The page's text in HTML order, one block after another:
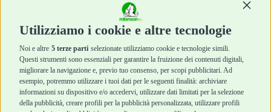
Utilizziamo i cookie e altre tecnologie
Noi e altre 5 terze parti selezionate utilizziamo cookie e tecnologie simili.
Questi strumenti sono essenziali per garantire la fruizione dei contenuti digitali,
migliorare la navigazione e, previo tuo consenso, per scopi pubblicitari. Ad
esempio, potremmo utilizzare i tuoi dati per le seguenti finalità: archiviare
informazioni su dispositivo e/o accedervi, utilizzare dati limitati per la selezione
della pubblicità, creare profili per la pubblicità personalizzata, utilizzare profili
Igiene e Pulizia
Accessori
Cani Mini
Top Quality
Igiene e Pulizia
Accessori
Top Quality
Robinson Pet Shop
Acquisti sicuri